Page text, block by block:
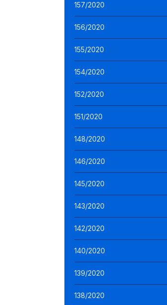
157/2020
156/2020
155/2020
154/2020
152/2020
151/2020
148/2020
146/2020
145/2020
143/2020
142/2020
140/2020
139/2020
138/2020